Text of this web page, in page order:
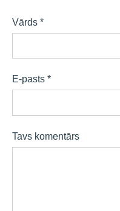
Vārds *
E-pasts *
Tavs komentārs